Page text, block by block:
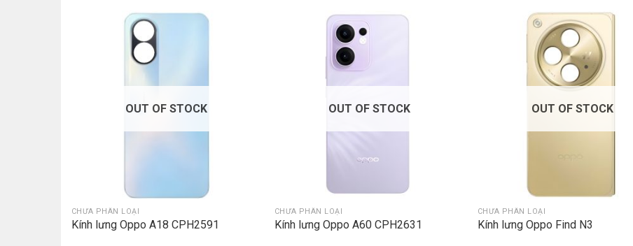
OUT OF STOCK
CHƯA PHÂN LOẠI
Kính lưng Oppo A18 CPH2591
OUT OF STOCK
CHƯA PHÂN LOẠI
Kính lưng Oppo A60 CPH2631
OUT OF STOCK
CHƯA PHÂN LOẠI
Kính lưng Oppo Find N3